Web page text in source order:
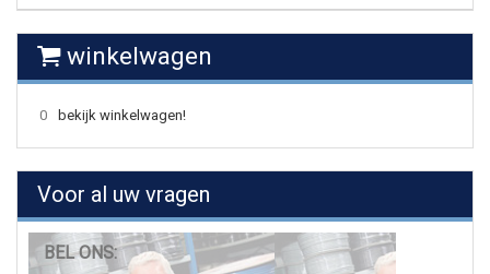
winkelwagen
0 bekijk winkelwagen!
Voor al uw vragen
BEL ONS: